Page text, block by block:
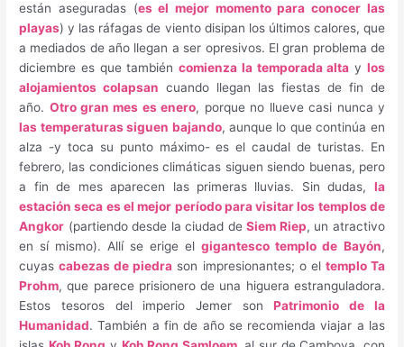
están aseguradas (es el mejor momento para conocer las
playas) y las ráfagas de viento disipan los últimos calores, que
a mediados de año llegan a ser opresivos. El gran problema de
diciembre es que tambiéncomienza la temporada alta y los
alojamientos colapsan cuando llegan las fiestas de fin de
año. Otro gran mes es enero, porque no llueve casi nunca y
las temperaturas siguen bajando, aunque lo que continúa en
alza -y toca su punto máximo- es el caudal de turistas. En
febrero, las condiciones climáticas siguen siendo buenas, pero
a fin de mes aparecen las primeras lluvias. Sin dudas, la
estación seca es el mejor período para visitar los templos de
Angkor (partiendo desde la ciudad deSiem Riep, un atractivo
en sí mismo). Allí se erige el gigantesco templo de Bayón,
cuyascabezas de piedra son impresionantes; o el templo Ta
Prohm, que parece prisionero de una higuera estranguladora.
Estos tesoros del imperio Jemer sonPatrimonio de la
Humanidad. También a fin de año se recomienda viajar a las